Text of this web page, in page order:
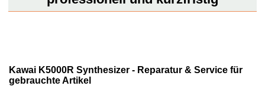
Kawai K5000R Synthesizer - Reparatur & Service für
gebrauchte Artikel